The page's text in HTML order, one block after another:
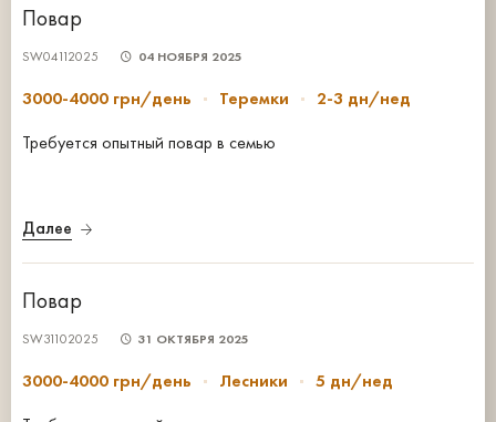
Повар
SW04112025 04 НОЯБРЯ 2025
3000-4000 грн/день Теремки
2-3 дн/нед
Требуется опытный повар в семью
Далее
Повар
SW31102025 31 ОКТЯБРЯ 2025
3000-4000 грн/день Лесники
5 дн/нед